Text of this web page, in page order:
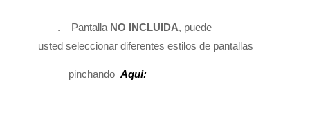
. Pantalla NO INCLUIDA, puede
usted seleccionar diferentes estilos de pantallas
pinchando Aqui: